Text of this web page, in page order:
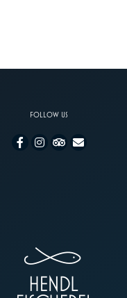
FOLLOW US